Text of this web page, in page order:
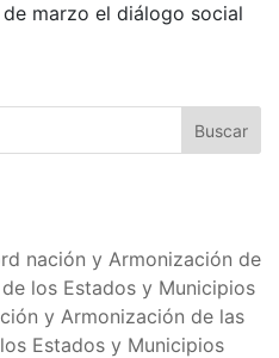
marzo el diálogo social
y Armonización de las
Estados y Municipios